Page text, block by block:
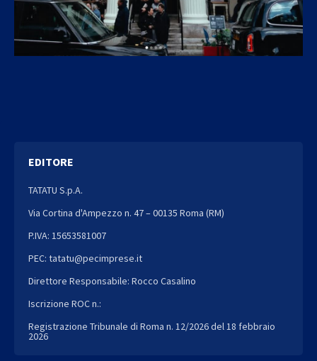
EDITORE
TATATU S.p.A.
Via Cortina d'Ampezzo n. 47 – 00135 Roma (RM)
P.IVA: 15653581007
PEC: tatatu@pecimprese.it
Direttore Responsabile: Rocco Casalino
Iscrizione ROC n.:
Registrazione Tribunale di Roma n. 12/2026 del 18 febbraio
2026